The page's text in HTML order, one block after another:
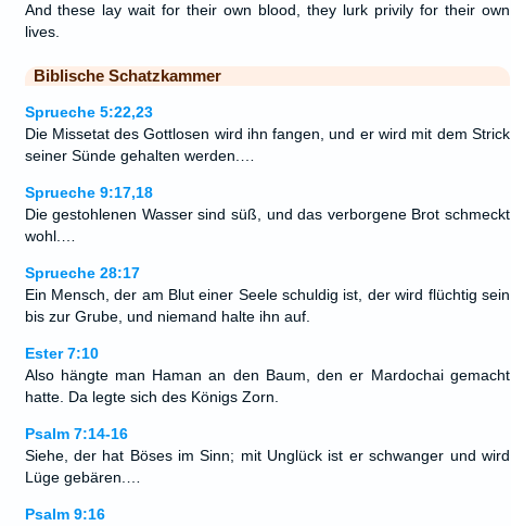
And these lay wait for their own blood, they lurk privily for their own
lives.
Biblische Schatzkammer
Sprueche 5:22,23
Die Missetat des Gottlosen wird ihn fangen, und er wird mit dem Strick
seiner Sünde gehalten werden.…
Sprueche 9:17,18
Die gestohlenen Wasser sind süß, und das verborgene Brot schmeckt
wohl.…
Sprueche 28:17
Ein Mensch, der am Blut einer Seele schuldig ist, der wird flüchtig sein
bis zur Grube, und niemand halte ihn auf.
Ester 7:10
Also hängte man Haman an den Baum, den er Mardochai gemacht
hatte. Da legte sich des Königs Zorn.
Psalm 7:14-16
Siehe, der hat Böses im Sinn; mit Unglück ist er schwanger und wird
Lüge gebären.…
Psalm 9:16